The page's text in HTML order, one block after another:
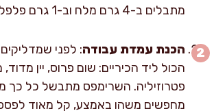
מתבלים ב-4 גרם מלח וב-1 גרם פלפל ומערבבים.
הכנת עמדת עבודה: לפני
הכול ליד הכיריים: שום פרוס, יין מדוד,
פטרוזיליה. השרימפס מתבשל כל כך
מחפשים משהו באמצע, קל מאוד